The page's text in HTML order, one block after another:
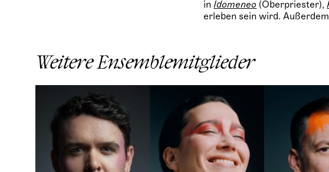
inIdomeneo (Oberpriester),
erleben sein wird.
Weitere Ensemblemitglieder